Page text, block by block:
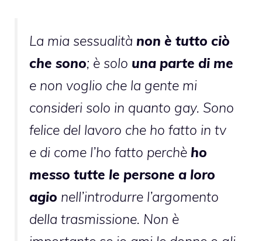
La mia sessualità non è tutto ciò
che sono; è solo una parte di me
e non voglio che la gente mi
consideri solo in quanto gay. Sono
felice del lavoro che ho fatto in tv
e di come l’ho fatto perchè ho
messo tutte le persone a loro
agio nell’introdurre l’argomento
della trasmissione. Non è